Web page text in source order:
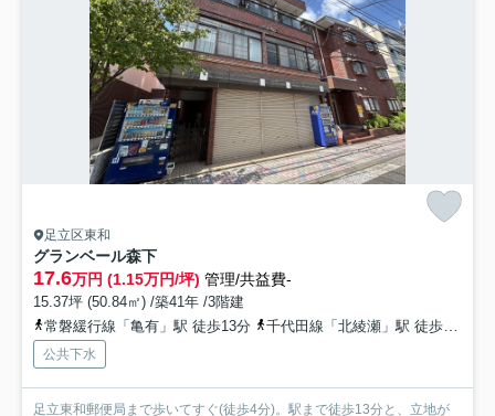
足立区東和
グランベール森下
17.6万円 (1.15万円/坪) 管理/共益費-
15.37坪 (50.84㎡) /築41年 /3階建
常磐緩行線「亀有」駅 徒歩13分
千代田線「北綾瀬」駅 徒歩18分
公共下水
足立東和郵便局まで歩いてすぐ(徒歩4分)。駅まで徒歩13分と、立地が